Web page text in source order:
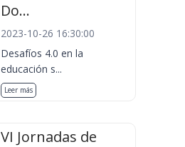
Do...
2023-10-26 16:30:00
Desafíos 4.0 en la
educación s...
Leer más
VI Jornadas de